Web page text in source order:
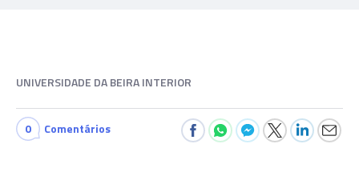
UNIVERSIDADE DA BEIRA INTERIOR
0 Comentários